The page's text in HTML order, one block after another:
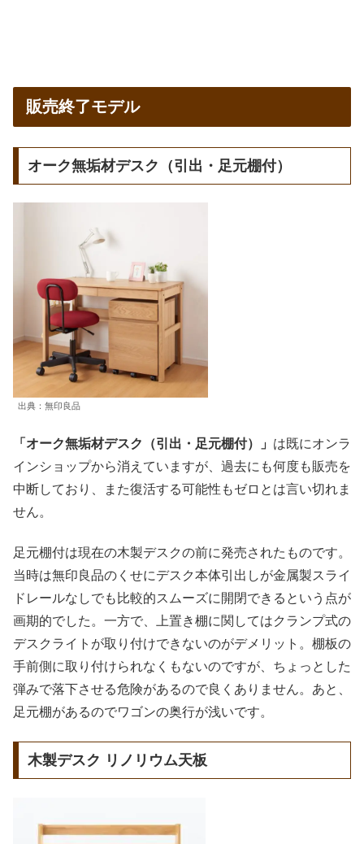
販売終了モデル
オーク無垢材デスク（引出・足元棚付）
出典：無印良品
「オーク無垢材デスク（引出・足元棚付）」 は既にオンラ
インショップから消えていますが、過去にも何度も販売を
中断しており、また復活する可能性もゼロとは言い切れま
せん。
足元棚付は現在の木製デスクの前に発売されたものです。
当時は無印良品のくせにデスク本体引出しが金属製スライ
ドレールなしでも比較的スムーズに開閉できるという点が
画期的でした。一方で、上置き棚に関してはクランプ式の
デスクライトが取り付けできないのがデメリット。棚板の
手前側に取り付けられなくもないのですが、ちょっとした
弾みで落下させる危険があるので良くありません。あと、
足元棚があるのでワゴンの奥行が浅いです。
木製デスク リノリウム天板